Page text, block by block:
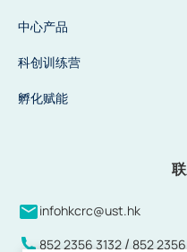
中心产品
科创训练营
孵化赋能
infohkcrc@ust.hk
852 2356 3132 / 852 2356